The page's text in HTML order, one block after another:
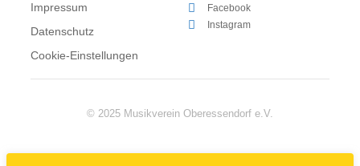
Impressum
Datenschutz
Cookie-Einstellungen
Facebook
Instagram
© 2025 Musikverein Oberessendorf e.V.